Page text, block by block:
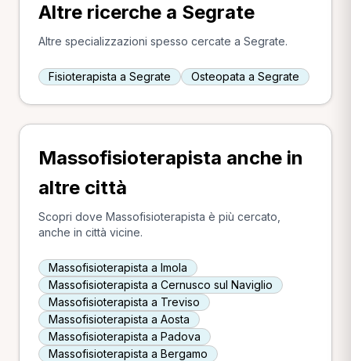
Altre ricerche a Segrate
Altre specializzazioni spesso cercate a Segrate.
Fisioterapista a Segrate Osteopata a Segrate
Massofisioterapista anche in
altre città
Scopri dove Massofisioterapista è più cercato,
anche in città vicine.
Massofisioterapista a Imola
Massofisioterapista a Cernusco sul Naviglio
Massofisioterapista a Treviso
Massofisioterapista a Aosta
Massofisioterapista a Padova
Massofisioterapista a Bergamo